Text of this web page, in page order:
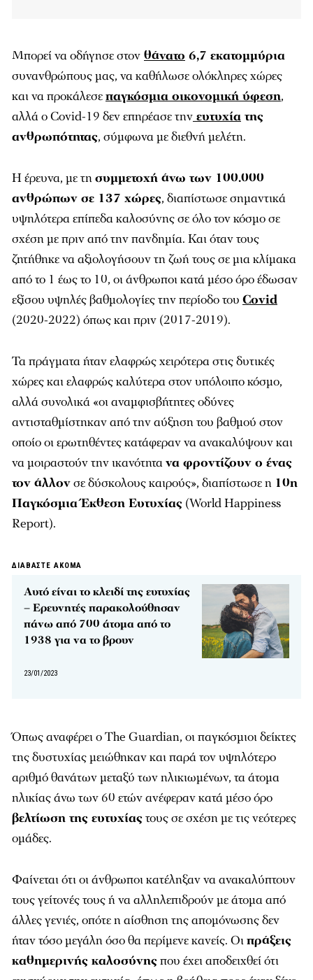
Μπορεί να οδήγησε στον θάνατο 6,7 εκατομμύρια
συνανθρώπους μας, να καθήλωσε ολόκληρες χώρες
και να προκάλεσεπαγκόσμια οικονομική ύφεση,
αλλά ο Covid-19 δεν επηρέασε την ευτυχία της
ανθρωπότητας, σύμφωνα με διεθνή μελέτη.
Η έρευνα, με τησυμμετοχή άνω των 100.000
ανθρώπων σε 137 χώρες, διαπίστωσε σημαντικά
υψηλότερα επίπεδα καλοσύνης σε όλο τον κόσμο σε
σχέση με πριν από την πανδημία. Και όταν τους
ζητήθηκε να αξιολογήσουν τη ζωή τους σε μια κλίμακα
από το 1 έως το 10, οι άνθρωποι κατά μέσο όρο έδωσαν
εξίσου υψηλές βαθμολογίες την περίοδο του Covid
(2020-2022) όπως και πριν (2017-2019).
Τα πράγματα ήταν ελαφρώς χειρότερα στις δυτικές
χώρες και ελαφρώς καλύτερα στον υπόλοιπο κόσμο,
αλλά συνολικά «οι αναμφισβήτητες οδύνες
αντισταθμίστηκαν από την αύξηση του βαθμού στον
οποίο οι ερωτηθέντες κατάφεραν να ανακαλύψουν και
να μοιραστούν την ικανότητανα φροντίζουν ο ένας
τον άλλονσε δύσκολους καιρούς», διαπίστωσε η 10η
Παγκόσμια Έκθεση Ευτυχίας (World Happiness
Report).
ΔΙΑΒΑΣΤΕ ΑΚΟΜΑ
Αυτό είναι το κλειδί της ευτυχίας
– Ερευνητές παρακολούθησαν
πάνω από 700 άτομα από το
1938 για να το βρουν
23/01/2023
Όπως αναφέρει οThe Guardian, οι παγκόσμιοι δείκτες
της δυστυχίας μειώθηκαν και παρά τον υψηλότερο
αριθμό θανάτων μεταξύ των ηλικιωμένων, τα άτομα
ηλικίας άνω των 60 ετών ανέφεραν κατά μέσο όρο
βελτίωση της ευτυχίαςτους σε σχέση με τις νεότερες
ομάδες.
Φαίνεται ότι οι άνθρωποι κατέληξαν να ανακαλύπτουν
τους γείτονές τους ή να αλληλεπιδρούν με άτομα από
άλλες γενιές, οπότε η αίσθηση της απομόνωσης δεν
ήταν τόσο μεγάλη όσο θα περίμενε κανείς. Οιπράξεις
καθημερινής καλοσύνηςπου έχει αποδειχθεί ότι